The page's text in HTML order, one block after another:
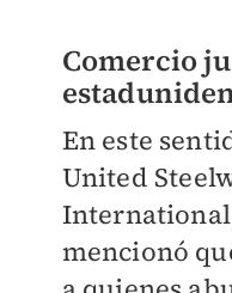
Comercio
En este
United
mencionó